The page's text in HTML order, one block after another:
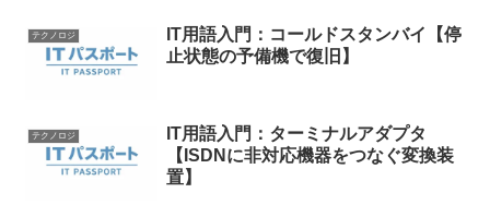
テクノロジ
IT用語入門：コールドスタンバイ【停
止状態の予備機で復旧】
テクノロジ
IT用語入門：ターミナルアダプタ
【ISDNに非対応機器をつなぐ変換装
置】